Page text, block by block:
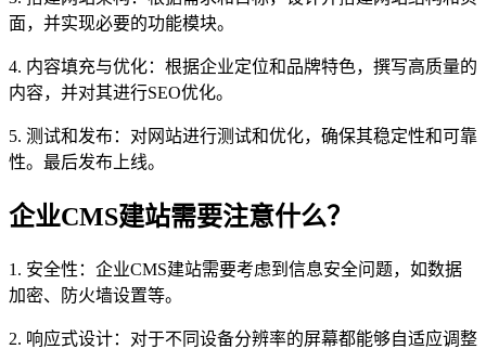
面，并实现必要的功能模块。
4. 内容填充与优化：根据企业定位和品牌特色，撰写高质量的
内容，并对其进行SEO优化。
5. 测试和发布：对网站进行测试和优化，确保其稳定性和可靠
性。最后发布上线。
企业CMS建站需要注意什么？
1. 安全性：企业CMS建站需要考虑到信息安全问题，如数据
加密、防火墙设置等。
2. 响应式设计：对于不同设备分辨率的屏幕都能够自适应调整